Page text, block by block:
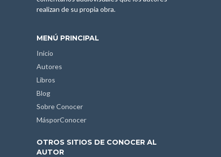
realizan de su propia obra.
MENÚ PRINCIPAL
Inicio
Autores
Libros
Blog
Sobre Conocer
MásporConocer
OTROS SITIOS DE CONOCER AL
AUTOR